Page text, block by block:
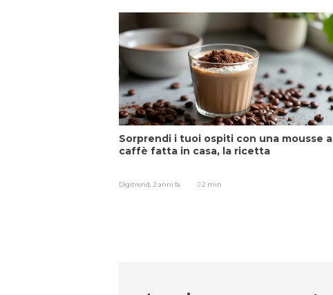
Sorprendi i tuoi ospiti con una mousse al
caffè fatta in casa, la ricetta
Digitrend,2 anni fa 2 min